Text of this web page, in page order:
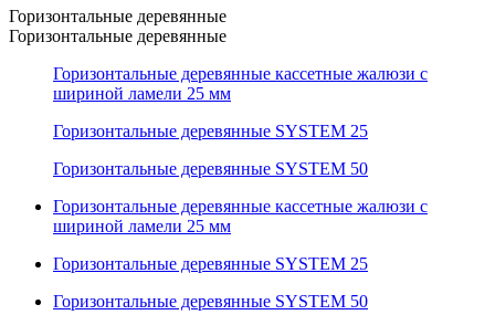
Горизонтальные деревянные
Горизонтальные деревянные
Горизонтальные деревянные кассетные жалюзи с
шириной ламели 25 мм
Горизонтальные деревянные SYSTEM 25
Горизонтальные деревянные SYSTEM 50
Горизонтальные деревянные кассетные жалюзи с
шириной ламели 25 мм
Горизонтальные деревянные SYSTEM 25
Горизонтальные деревянные SYSTEM 50